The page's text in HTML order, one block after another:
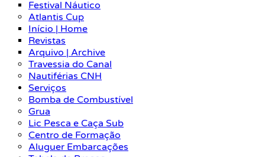
Festival Náutico
Atlantis Cup
Início | Home
Revistas
Arquivo | Archive
Travessia do Canal
Nautiférias CNH
Serviços
Bomba de Combustível
Grua
Lic Pesca e Caça Sub
Centro de Formação
Aluguer Embarcações